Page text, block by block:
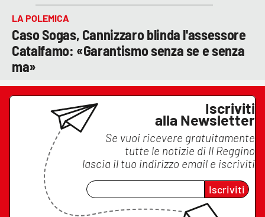
LA POLEMICA
Caso Sogas, Cannizzaro blinda l'assessore
Catalfamo: «Garantismo senza se e senza
ma»
Iscriviti
alla Newsletter
Se vuoi ricevere gratuitamente
tutte le notizie di Il Reggino
lascia il tuo indirizzo email e iscriviti
Iscriviti